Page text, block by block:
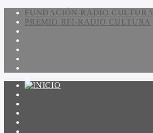
FUNDACIÓN RADIO CULTURA
PREMIO RFI-RADIO CULTURA